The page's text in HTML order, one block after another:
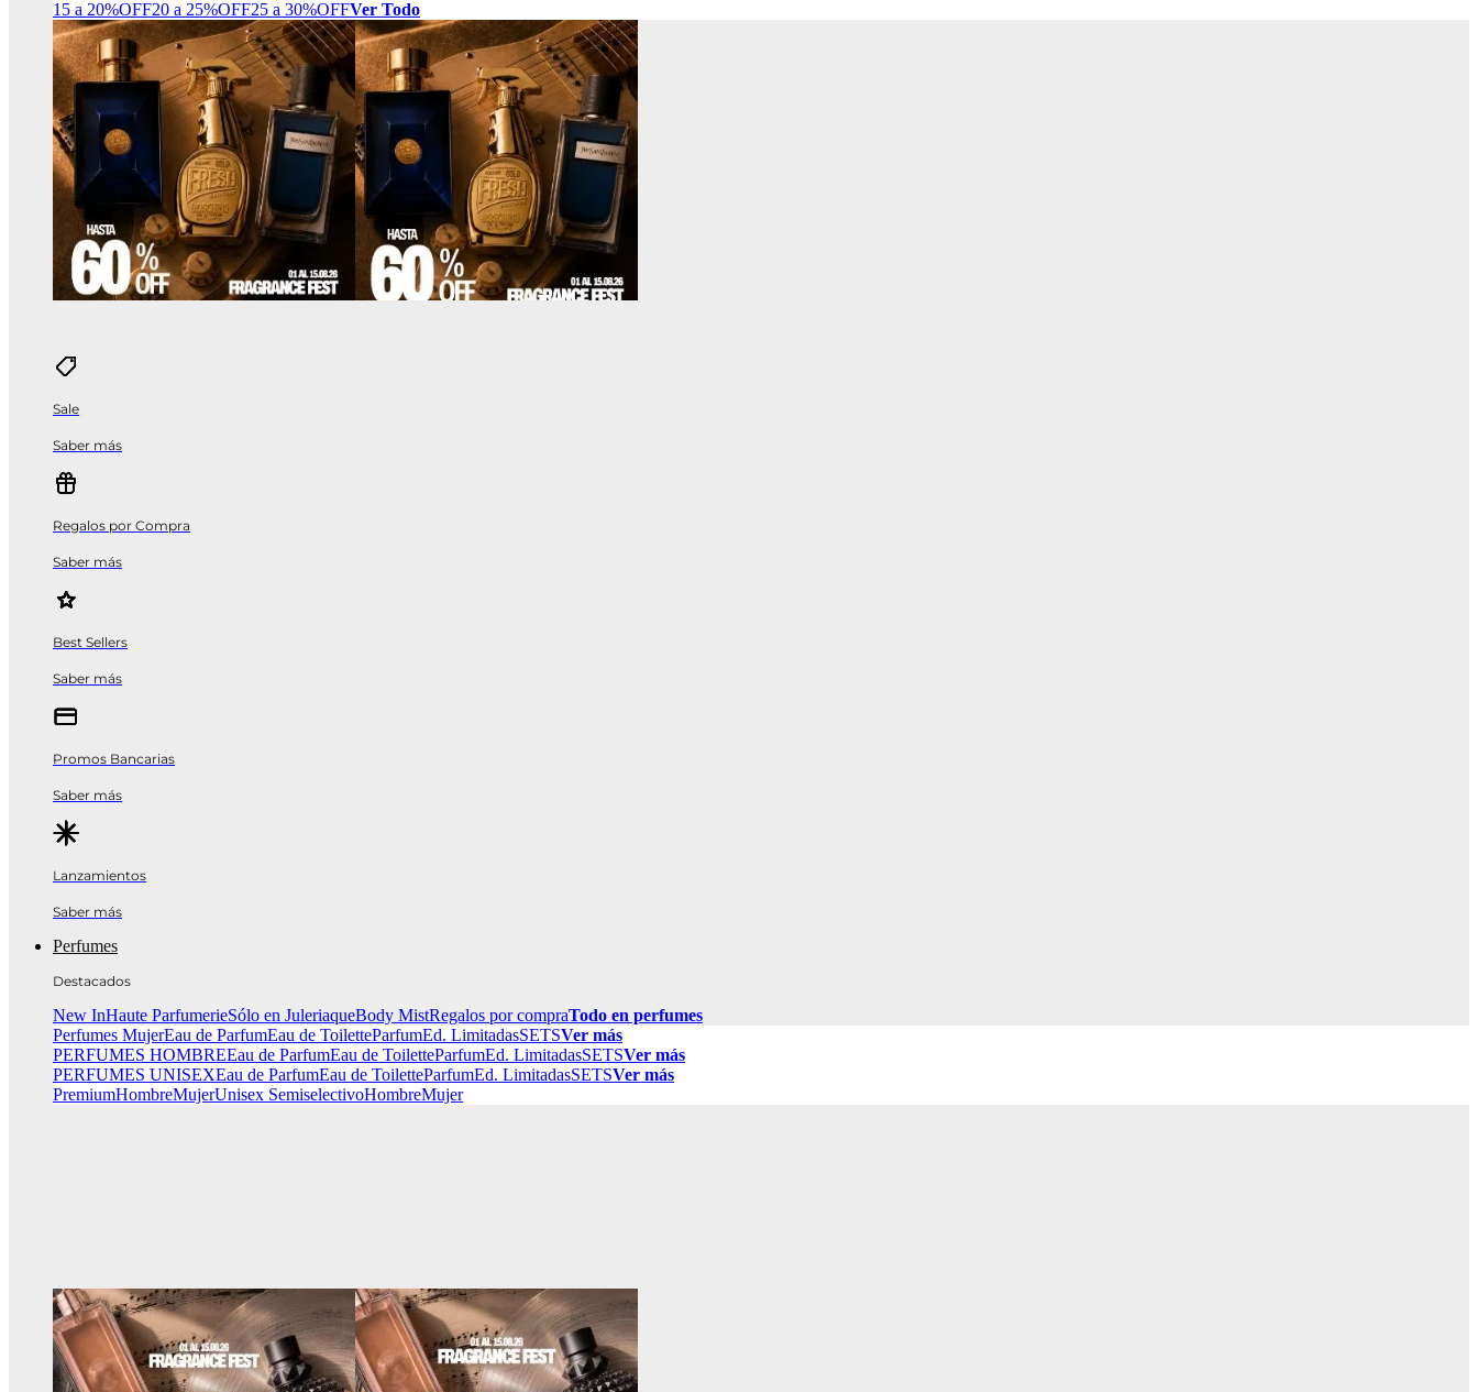
15 a 20%OFF20 a 25%OFF25 a 30%OFFVer Todo
Sale
Saber más
Regalos por Compra
Saber más
Best Sellers
Saber más
Promos Bancarias
Saber más
Lanzamientos
Saber más
Perfumes
Destacados
New InHaute ParfumerieSólo en JuleriaqueBody MistRegalos por compraTodo en perfumes
Perfumes MujerEau de ParfumEau de ToiletteParfumEd. LimitadasSETSVer más
PERFUMES HOMBREEau de ParfumEau de ToiletteParfumEd. LimitadasSETSVer más
PERFUMES UNISEXEau de ParfumEau de ToiletteParfumEd. LimitadasSETSVer más
PremiumHombreMujerUnisex SemiselectivoHombreMujer